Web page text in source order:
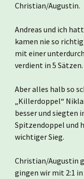
Christian/Augustin.
Andreas und ich
kamen nie so
mit einer
verdient in 5 Sätzen.
Aber alles halb so
„Killerdoppel“
besser und siegten
Spitzendoppel und
wichtiger Sieg.
Christian/Augustin
gingen wir mit 2:1